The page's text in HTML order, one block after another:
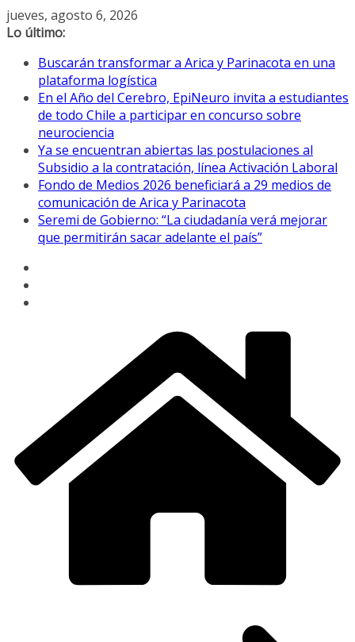
Saltar
al
jueves, agosto 6, 2026
Lo último:
Buscarán transformar a Arica y Parinacota en una
plataforma logística
En el Año del Cerebro, EpiNeuro invita a estudiantes
de todo Chile a participar en concurso sobre
neurociencia
Ya se encuentran abiertas las postulaciones al
Subsidio a la contratación, línea Activación Laboral
Fondo de Medios 2026 beneficiará a 29 medios de
comunicación de Arica y Parinacota
Seremi de Gobierno: “La ciudadanía verá mejorar
que permitirán sacar adelante el país”